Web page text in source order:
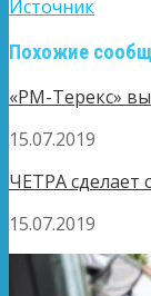
Источник
Похожие
«РМ-Терекс»
15.07.2019
ЧЕТРА сделает
15.07.2019